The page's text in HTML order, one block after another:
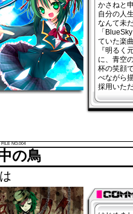
かさねと
自分の人
なんて未
「
ていた楽
『明るく
に、青空
杯の笑顔
べながら
採用いた
FILE NO.004
の鳥